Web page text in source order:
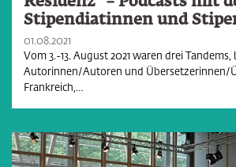
Stipendiatinnen und
01.08.2021
Vom 3.-13. August 2021 waren drei
Autorinnen/Autoren und Übersetzerinnen/
Frankreich,…